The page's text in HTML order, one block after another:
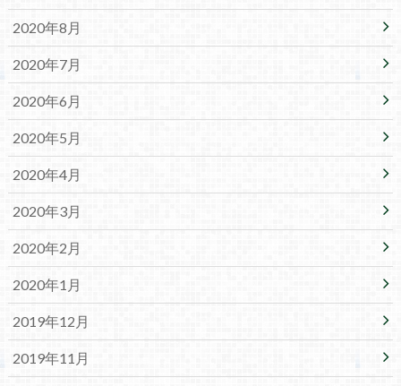
2020年8月
2020年7月
2020年6月
2020年5月
2020年4月
2020年3月
2020年2月
2020年1月
2019年12月
2019年11月